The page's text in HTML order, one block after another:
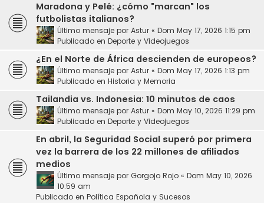
Maradona y Pelé: ¿cómo "marcan" los
futbolistas italianos?
Último mensaje por Astur « Dom May 17, 2026 1:15 pm
Publicado en Deporte y Videojuegos
¿En el Norte de África descienden de europeos?
Último mensaje por Astur « Dom May 17, 2026 1:13 pm
Publicado en Historia y Memoria
Tailandia vs. Indonesia: 10 minutos de caos
Último mensaje por Astur « Dom May 10, 2026 11:29 pm
Publicado en Deporte y Videojuegos
En abril, la Seguridad Social superó por primera
vez la barrera de los 22 millones de afiliados
medios
Último mensaje por Gorgojo Rojo « Dom May 10, 2026
10:59 am
Publicado en Política Española y Sucesos